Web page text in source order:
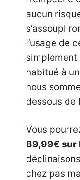
aucun
l’usage de
simplement
habitué à
nous
dessous de
Vous
89,99€ sur
chez pas